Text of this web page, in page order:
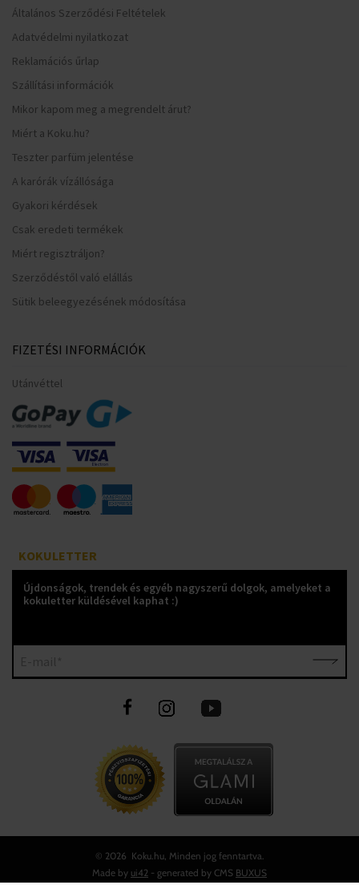
Általános Szerződési Feltételek
Adatvédelmi nyilatkozat
Reklamációs űrlap
Szállítási információk
Mikor kapom meg a megrendelt árut?
Miért a Koku.hu?
Teszter parfüm jelentése
A karórák vízállósága
Gyakori kérdések
Csak eredeti termékek
Miért regisztráljon?
Szerződéstől való elállás
Sütik beleegyezésének módosítása
FIZETÉSI INFORMÁCIÓK
Utánvéttel
KOKULETTER
Újdonságok, trendek és egyéb nagyszerű dolgok, amelyeket a
kokuletter küldésével kaphat :)
© 2026 Koku.hu, Minden jog fenntartva.
Made by ui42 - generated by CMS BUXUS